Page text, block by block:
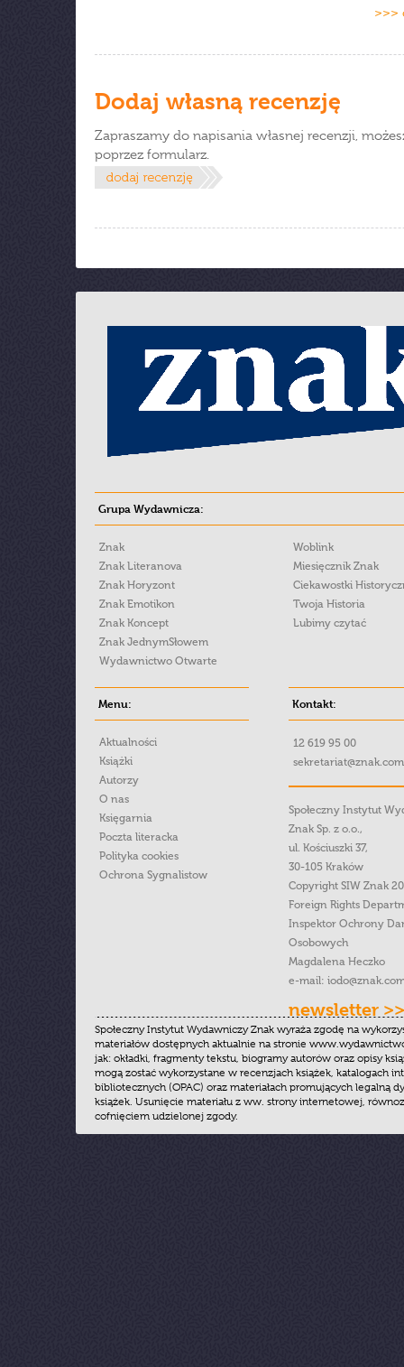
>>>
Dodaj własną recenzję
Zapraszamy do napisania własnej recenzji,
poprzez formularz.
Grupa Wydawnicza:
Znak
Znak Literanova
Znak Horyzont
Znak Emotikon
Znak Koncept
Znak JednymSłowem
Wydawnictwo Otwarte
Woblink
Miesięcznik Znak
Ciekawostki
Twoja Historia
Lubimy czytać
Menu:
Aktualności
Książki
Autorzy
O nas
Księgarnia
Poczta literacka
Polityka cookies
Ochrona Sygnalistow
Kontakt:
12 619 95 00
Społeczny Instytut
Znak Sp. z o.o.,
ul. Kościuszki 37,
30-105 Kraków
Copyright SIW Znak
Foreign Rights
Inspektor Ochrony
Osobowych
Magdalena Heczko
e-mail:
newsletter >>
Społeczny Instytut Wydawniczy Znak wyraża zgodę na
materiałów dostępnych aktualnie na stronie
jak: okładki, fragmenty tekstu, biogramy autorów oraz opisy
mogą zostać wykorzystane w recenzjach książek, katalogach
bibliotecznych (OPAC) oraz materiałach promujących legalną
książek. Usunięcie materiału z ww. strony internetowej,
cofnięciem udzielonej zgody.